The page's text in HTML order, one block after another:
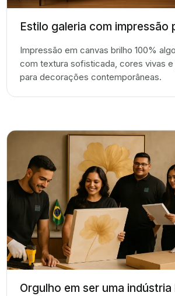
Estilo galeria com impressão
Impressão em canvas brilho 100%
com textura sofisticada, cores vivas e
para decorações contemporâneas.
Orgulho em ser uma indústria